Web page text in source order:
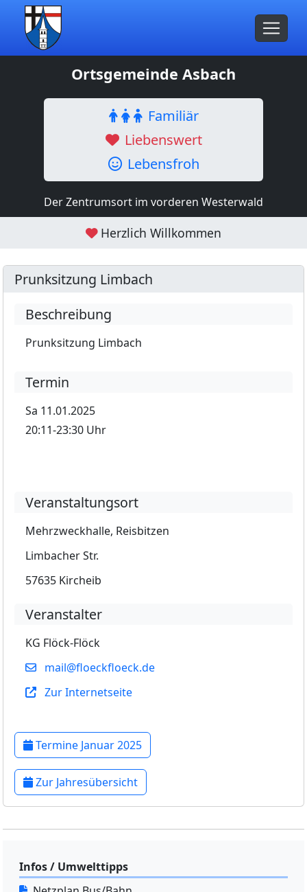
Ortsgemeinde Asbach
Familiär
Liebenswert
Lebensfroh
Der Zentrumsort im vorderen Westerwald
Herzlich Willkommen
Prunksitzung Limbach
Beschreibung
Prunksitzung Limbach
Termin
Sa 11.01.2025
20:11-23:30 Uhr
Veranstaltungsort
Mehrzweckhalle, Reisbitzen
Limbacher Str.
57635 Kircheib
Veranstalter
KG Flöck-Flöck
mail@floeckfloeck.de
Zur Internetseite
Termine Januar 2025
Zur Jahresübersicht
Infos / Umwelttipps